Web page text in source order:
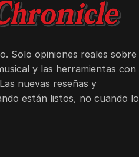
Solo opiniones reales sobre
y las herramientas con
nuevas reseñas y
están listos, no cuando lo